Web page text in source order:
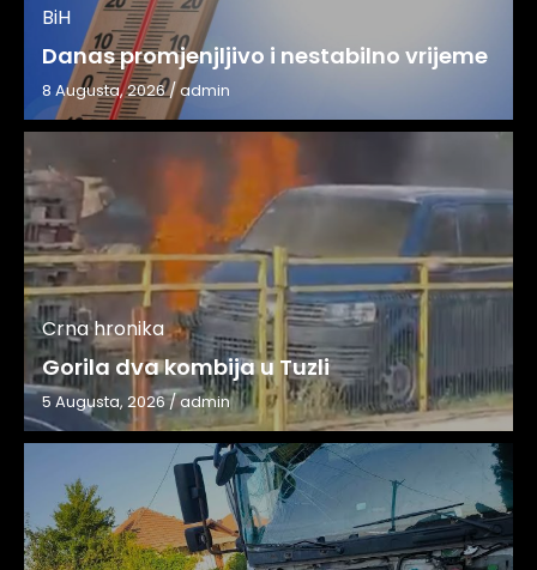
BiH
Danas promjenjljivo i nestabilno vrijeme
8 Augusta, 2026/admin
Crna hronika
Gorila dva kombija u Tuzli
5 Augusta, 2026/admin